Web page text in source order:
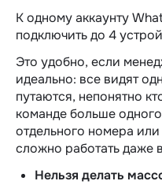
К одному аккаунту
подключить до 4
Это удобно, если
идеально: все видят
путаются, непонятно
команде больше
отдельного номера
сложно работать даже
Нельзя делать